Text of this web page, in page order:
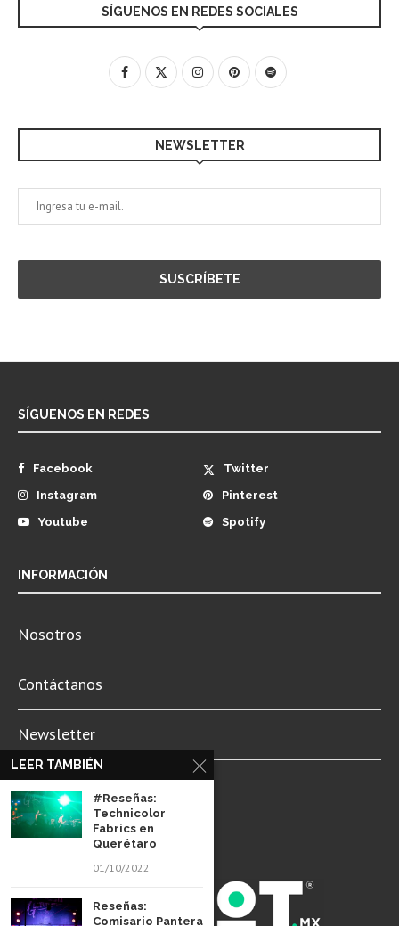
SÍGUENOS EN REDES SOCIALES
NEWSLETTER
SÍGUENOS EN REDES
Facebook
Twitter
Instagram
Pinterest
Youtube
Spotify
INFORMACIÓN
Nosotros
Contáctanos
Newsletter
Aviso de Privacidad
LEER TAMBIÉN
#Reseñas:
Technicolor
Fabrics en
Querétaro
01/10/2022
Reseñas:
Comisario Pantera